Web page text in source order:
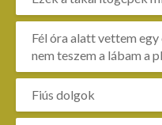
Fél óra alatt vettem
nem teszem a lábam a
Fiús dolgok